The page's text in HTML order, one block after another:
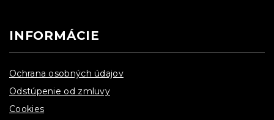
INFORMÁCIE
Ochrana osobných údajov
Odstúpenie od zmluvy
Cookies